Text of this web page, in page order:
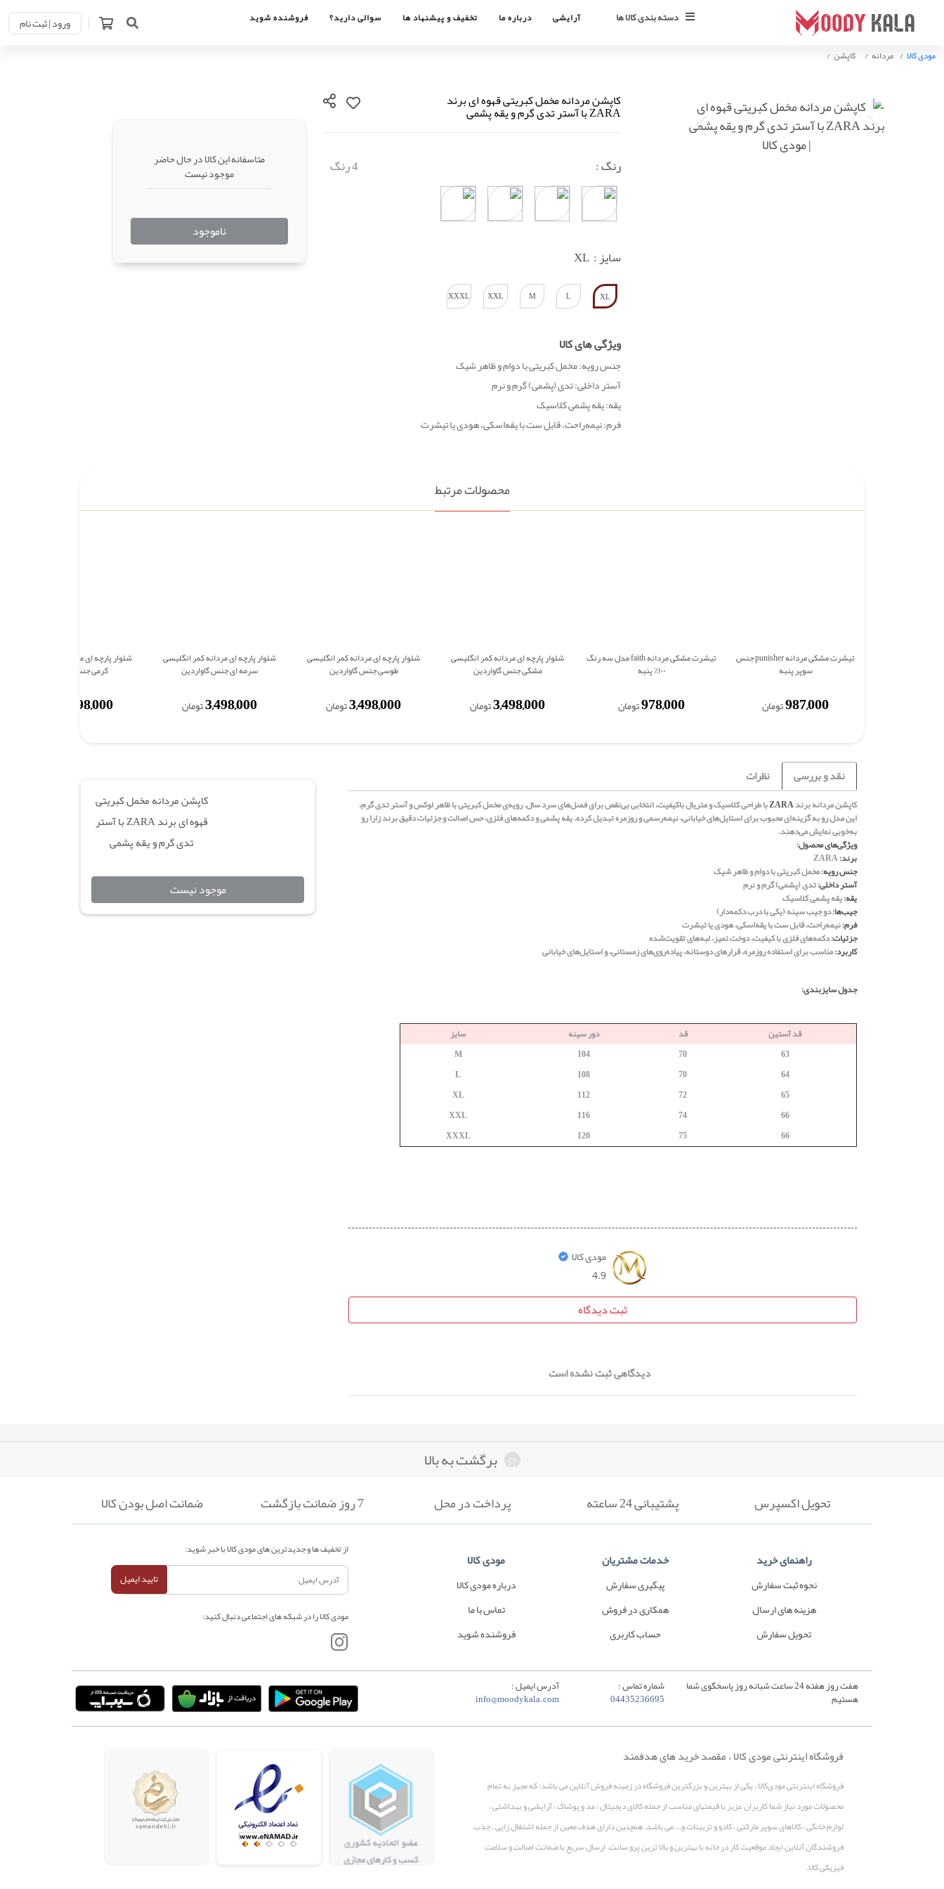
دسته بندی کالا ها آرایشی درباره ما تخفیف و پیشنهاد ها سوالی دارید؟ فروشنده شوید ورود | ثبت نام
مودی کالا مردانه کاپشن
کاپشن مردانه مخمل کبریتی قهوه ای برند
ZARA با آستر تدی گرم و یقه پشمی
رنگ : 4 رنگ
سایز : XL
XL
L
M
XXL
XXXL
ویژگی های کالا
جنس رویه: مخمل کبریتی با دوام و ظاهر شیک
آستر داخلی: تدی (پشمی) گرم و نرم
یقه: یقه پشمی کلاسیک
فرم: نیمه‌راحت، قابل ست با یقه‌اسکی، هودی یا تیشرت
متاسفانه این کالا در حال حاضر
موجود نیست
ناموجود
محصولات مرتبط
تیشرت مشکی مردانه punisher جنس
سوپر پنبه
987,000تومان
تیشرت مشکی مردانه faith مدل سه رنگ
۱۰۰٪ پنبه
978,000تومان
شلوار پارچه ای مردانه کمر انگلیسی
مشکی جنس گاواردین
3,498,000تومان
شلوار پارچه ای مردانه کمر انگلیسی
طوسی جنس گاواردین
3,498,000تومان
شلوار پارچه ای مردانه کمر انگلیسی
سرمه ای جنس گاواردین
3,498,000تومان
شلوار پارچه ای مردانه کمر انگلیسی
کرمی جنس گاواردین
3,498,000
نقد و بررسی نظرات
کاپشن مردانه برندZARAبا طراحی کلاسیک و متریال باکیفیت، انتخابی بی‌نقص برای فصل‌های سرد سال. رویه‌ی مخمل کبریتی با ظاهر لوکس و آستر تدی گرم،
این مدل رو به گزینه‌ای محبوب برای استایل‌های خیابانی، نیمه‌رسمی و روزمره تبدیل کرده. یقه پشمی و دکمه‌های فلزی، حس اصالت و جزئیات دقیق برند زارا رو
به‌خوبی نمایش می‌دهند.
ویژگی‌های محصول:
برند:
جنس رویه:مخمل کبریتی با دوام و ظاهر شیک
آستر داخلی:تدی (پشمی) گرم و نرم
یقه:یقه پشمی کلاسیک
جیب‌ها:دو جیب سینه (یکی با درب دکمه‌دار)
فرم:نیمه‌راحت، قابل ست با یقه‌اسکی، هودی یا تیشرت
جزئیات:دکمه‌های فلزی با کیفیت، دوخت تمیز، لبه‌های تقویت‌شده
کاربرد:مناسب برای استفاده روزمره، قرارهای دوستانه، پیاده‌روی‌های زمستانی، و استایل‌های خیابانی
جدول سایزبندی:
قد آستین قد دور سینه
سایز
63
70
104
M
64
70
108
L
65
72
112
XL
66
74
116
XXL
66
75
120
XXXL
مودی کالا
4.9
ثبت دیدگاه
دیدگاهی ثبت نشده است
کاپشن مردانه مخمل کبریتی
قهوه ای برند ZARA با آستر
تدی گرم و یقه پشمی
موجود نیست
برگشت به بالا
تحویل اکسپرس پشتیبانی 24 ساعته پرداخت در محل 7 روز ضمانت بازگشت ضمانت اصل بودن کالا
راهنمای خرید
نحوه ثبت سفارش
هزینه های ارسال
تحویل سفارش
خدمات مشتریان
پیگیری سفارش
همکاری در فروش
حساب کاربری
مودی کالا
درباره مودی کالا
تماس با ما
فروشنده شوید
از تخفیف ها و جدیدترین های مودی کالا با خبر شوید:
تایید ایمیل
مودی کالا را در شبکه های اجتماعی دنبال کنید:
هفت روز هفته 24 ساعت شبانه روز پاسخگوی شما
هستیم
شماره تماس :
04435236695
آدرس ایمیل :
info@moodykala.com
فروشگاه اینترنتی مودی کالا ، مقصد خرید های هدفمند
فروشگاه اینترنتی مودی‌کالا ، یکی از بهترین و بزرگترین فروشگاه در زمینه فروش آنلاین می باشد؛ که مجهز به تمام
محصولات مورد نیاز شما کاربران عزیز با قیمتهای مناسب از جمله کالای دیجیتال ، مد و پوشاک ، آرایشی و بهداشتی ،
لوازم خانگی ، کالاهای سوپر مارکتی ، کادو و تزیینات و... می باشد. همچنین دارای هدف معین از جمله اشتغال زایی ، جذب
فروشندگان آنلاین ایجاد موقعیت کار در خانه با بهترین و بالا ترین پرو سانت. ارسال سریع با ضمانت اصالت و سلامت
فیزیکی کالا.